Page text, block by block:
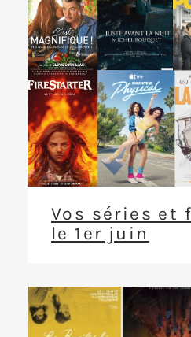
Vos séries et
le 1er juin